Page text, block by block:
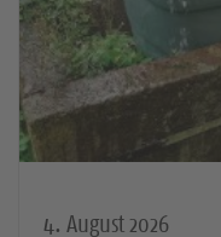
4. August 2026